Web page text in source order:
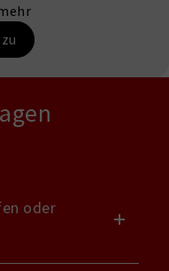
oder